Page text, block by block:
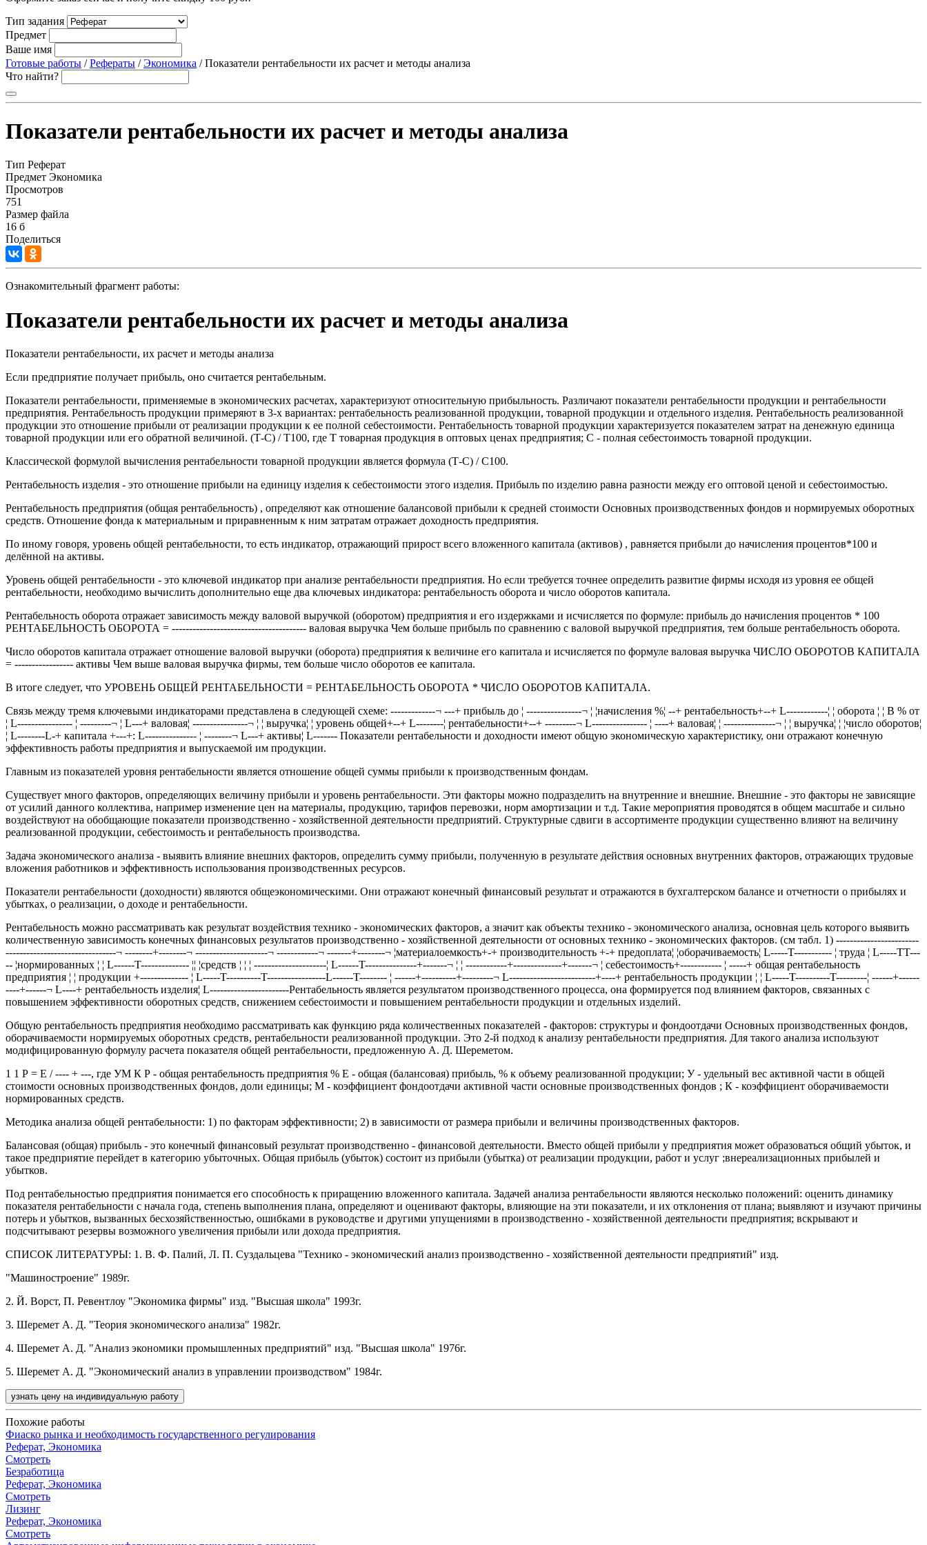
Тип задания
Предмет
Ваше имя
Готовые работы /Рефераты /Экономика / Показатели рентабельности их расчет и методы анализа
Что найти?
Показатели рентабельности их расчет и методы анализа
Тип Реферат
Предмет Экономика
Просмотров
751
Размер файла
16 б
Поделиться
Ознакомительный фрагмент работы:
Показатели рентабельности их расчет и методы анализа
Показатели рентабельности, их расчет и методы анализа
Если предприятие получает прибыль, оно считается рентабельным.
Показатели рентабельности, применяемые в экономических расчетах, характеризуют относительную прибыльность. Различают показатели рентабельности продукции и рентабельности
предприятия. Рентабельность продукции примеряют в 3-х вариантах: рентабельность реализованной продукции, товарной продукции и отдельного изделия. Рентабельность реализованной
продукции это отношение прибыли от реализации продукции к ее полной себестоимости. Рентабельность товарной продукции характеризуется показателем затрат на денежную единица
товарной продукции или его обратной величиной. (Т-С) / Т100, где Т товарная продукция в оптовых ценах предприятия; С - полная себестоимость товарной продукции.
Классической формулой вычисления рентабельности товарной продукции является формула (Т-С) / С100.
Рентабельность изделия - это отношение прибыли на единицу изделия к себестоимости этого изделия. Прибыль по изделию равна разности между его оптовой ценой и себестоимостью.
Рентабельность предприятия (общая рентабельность) , определяют как отношение балансовой прибыли к средней стоимости Основных производственных фондов и нормируемых оборотных
средств. Отношение фонда к материальным и приравненным к ним затратам отражает доходность предприятия.
По иному говоря, уровень общей рентабельности, то есть индикатор, отражающий прирост всего вложенного капитала (активов) , равняется прибыли до начисления процентов*100 и
делённой на активы.
Уровень общей рентабельности - это ключевой индикатор при анализе рентабельности предприятия. Но если требуется точнее определить развитие фирмы исходя из уровня ее общей
рентабельности, необходимо вычислить дополнительно еще два ключевых индикатора: рентабельность оборота и число оборотов капитала.
Рентабельность оборота отражает зависимость между валовой выручкой (оборотом) предприятия и его издержками и исчисляется по формуле: прибыль до начисления процентов * 100
РЕНТАБЕЛЬНОСТЬ ОБОРОТА = --------------------------------------- валовая выручка Чем больше прибыль по сравнению с валовой выручкой предприятия, тем больше рентабельность оборота.
Число оборотов капитала отражает отношение валовой выручки (оборота) предприятия к величине его капитала и исчисляется по формуле валовая выручка ЧИСЛО ОБОРОТОВ КАПИТАЛА
= ----------------- активы Чем выше валовая выручка фирмы, тем больше число оборотов ее капитала.
В итоге следует, что УРОВЕНЬ ОБЩЕЙ РЕНТАБЕЛЬНОСТИ = РЕНТАБЕЛЬНОСТЬ ОБОРОТА * ЧИСЛО ОБОРОТОВ КАПИТАЛА.
Связь между тремя ключевыми индикаторами представлена в следующей схеме: -------------¬ ---+ прибыль до ¦ ----------------¬ ¦ ¦начисления %¦ --+ рентабельность+--+ L------------¦ ¦ оборота ¦ ¦ В % от
¦ L---------------- ¦ ---------¬ ¦ L---+ валовая¦ ----------------¬ ¦ ¦ выручка¦ ¦ уровень общей+--+ L--------¦ рентабельности+--+ ---------¬ L---------------- ¦ ----+ валовая¦ ¦ ---------------¬ ¦ ¦ выручка¦ ¦ ¦число оборотов¦
¦ L--------L-+ капитала +---+: L--------------- ¦ --------¬ L---+ активы¦ L------- Показатели рентабельности и доходности имеют общую экономическую характеристику, они отражают конечную
эффективность работы предприятия и выпускаемой им продукции.
Главным из показателей уровня рентабельности является отношение общей суммы прибыли к производственным фондам.
Существует много факторов, определяющих величину прибыли и уровень рентабельности. Эти факторы можно подразделить на внутренние и внешние. Внешние - это факторы не зависящие
от усилий данного коллектива, например изменение цен на материалы, продукцию, тарифов перевозки, норм амортизации и т.д. Такие мероприятия проводятся в общем масштабе и сильно
воздействуют на обобщающие показатели производственно - хозяйственной деятельности предприятий. Структурные сдвиги в ассортименте продукции существенно влияют на величину
реализованной продукции, себестоимость и рентабельность производства.
Задача экономического анализа - выявить влияние внешних факторов, определить сумму прибыли, полученную в результате действия основных внутренних факторов, отражающих трудовые
вложения работников и эффективность использования производственных ресурсов.
Показатели рентабельности (доходности) являются общеэкономическими. Они отражают конечный финансовый результат и отражаются в бухгалтерском балансе и отчетности о прибылях и
убытках, о реализации, о доходе и рентабельности.
Рентабельность можно рассматривать как результат воздействия технико - экономических факторов, а значит как объекты технико - экономического анализа, основная цель которого выявить
количественную зависимость конечных финансовых результатов производственно - хозяйственной деятельности от основных технико - экономических факторов. (см табл. 1) ------------------------
--------------------------------¬ --------+--------¬ ---------------------¬ ------------¬ -------+--------¬ ¦материалоемкость+-+ производительность +-+ предоплата¦ ¦оборачиваемость¦ L-----T----------- ¦ труда ¦ L-----TT---
-- ¦нормированных ¦ ¦ L------T-------------- ¦¦ ¦средств ¦ ¦ ¦ ---------------------¦ L------T---------------+-------¬ ¦ ¦ ------------+--------------+-------¬ ¦ себестоимость+------------ ¦ -----+ общая рентабельность
предприятия ¦ ¦ продукции +-------------- ¦ L-----T----------T-----------------L------T-------- ¦ ------+----------+---------¬ L-------------------------+----+ рентабельность продукции ¦ ¦ L-----T----------T---------¦ ------+------
----+------¬ L----+ рентабельность изделия¦ L-----------------------Рентабельность является результатом производственного процесса, она формируется под влиянием факторов, связанных с
повышением эффективности оборотных средств, снижением себестоимости и повышением рентабельности продукции и отдельных изделий.
Общую рентабельность предприятия необходимо рассматривать как функцию ряда количественных показателей - факторов: структуры и фондоотдачи Основных производственных фондов,
оборачиваемости нормируемых оборотных средств, рентабельности реализованной продукции. Это 2-й подход к анализу рентабельности предприятия. Для такого анализа используют
модифицированную формулу расчета показателя общей рентабельности, предложенную А. Д. Шереметом.
1 1 Р = Е / ---- + ---, где УМ К Р - общая рентабельность предприятия % Е - общая (балансовая) прибыль, % к объему реализованной продукции; У - удельный вес активной части в общей
стоимости основных производственных фондов, доли единицы; М - коэффициент фондоотдачи активной части основные производственных фондов ; К - коэффициент оборачиваемости
нормированных средств.
Методика анализа общей рентабельности: 1) по факторам эффективности; 2) в зависимости от размера прибыли и величины производственных факторов.
Балансовая (общая) прибыль - это конечный финансовый результат производственно - финансовой деятельности. Вместо общей прибыли у предприятия может образоваться общий убыток, и
такое предприятие перейдет в категорию убыточных. Общая прибыль (убыток) состоит из прибыли (убытка) от реализации продукции, работ и услуг ;внереализационных прибылей и
убытков.
Под рентабельностью предприятия понимается его способность к приращению вложенного капитала. Задачей анализа рентабельности являются несколько положений: оценить динамику
показателя рентабельности с начала года, степень выполнения плана, определяют и оценивают факторы, влияющие на эти показатели, и их отклонения от плана; выявляют и изучают причины
потерь и убытков, вызванных бесхозяйственностью, ошибками в руководстве и другими упущениями в производственно - хозяйственной деятельности предприятия; вскрывают и
подсчитывают резервы возможного увеличения прибыли или дохода предприятия.
СПИСОК ЛИТЕРАТУРЫ: 1. В. Ф. Палий, Л. П. Суздальцева "Технико - экономический анализ производственно - хозяйственной деятельности предприятий" изд.
"Машиностроение" 1989г.
2. Й. Ворст, П. Ревентлоу "Экономика фирмы" изд. "Высшая школа" 1993г.
3. Шеремет А. Д. "Теория экономического анализа" 1982г.
4. Шеремет А. Д. "Анализ экономики промышленных предприятий" изд. "Высшая школа" 1976г.
5. Шеремет А. Д. "Экономический анализ в управлении производством" 1984г.
узнать цену на индивидуальную работу
Похожие работы
Фиаско рынка и необходимость государственного регулирования
Реферат, Экономика
Смотреть
Безработица
Реферат, Экономика
Смотреть
Лизинг
Реферат, Экономика
Смотреть